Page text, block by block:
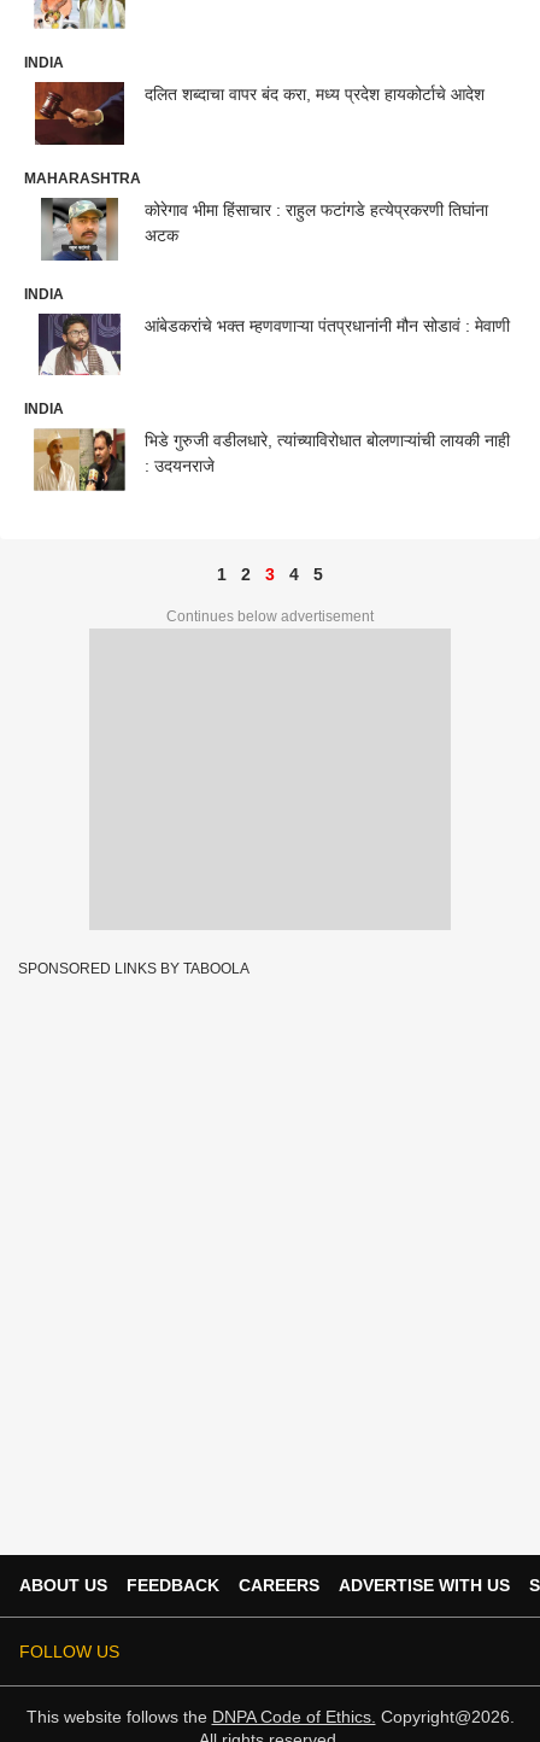
INDIA
दलित शब्दाचा वापर बंद करा, मध्य प्रदेश हायकोर्टाचे आदेश
MAHARASHTRA
कोरेगाव भीमा हिंसाचार : राहुल फटांगडे हत्येप्रकरणी तिघांना
अटक
INDIA
आंबेडकरांचे भक्त म्हणवणाऱ्या पंतप्रधानांनी मौन सोडावं : मेवाणी
INDIA
भिडे गुरुजी वडीलधारे, त्यांच्याविरोधात बोलणाऱ्यांची लायकी नाही
: उदयनराजे
1 2 3 4 5
Continues below advertisement
SPONSORED LINKS BY TABOOLA
ABOUT US FEEDBACK CAREERS ADVERTISE WITH US
FOLLOW US
This website follows the DNPA Code of Ethics. Copyright@2026.